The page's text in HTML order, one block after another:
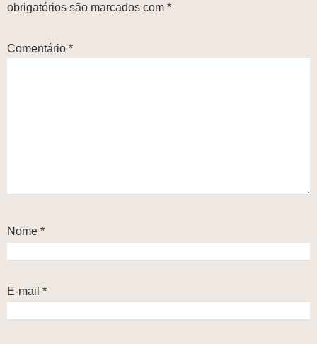
obrigatórios são marcados com *
Comentário *
Nome *
E-mail *